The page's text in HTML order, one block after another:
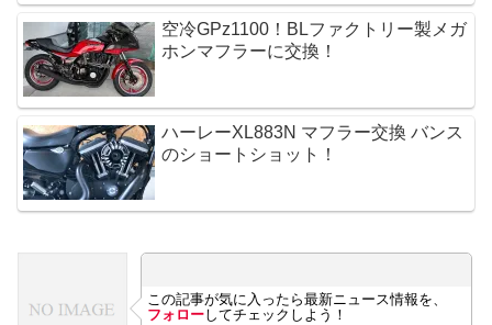
空冷GPz1100！BLファクトリー製メガ
ホンマフラーに交換！
ハーレーXL883N マフラー交換 バンス
のショートショット！
この記事が気に入ったら最新ニュース情報を、
フォローしてチェックしよう！